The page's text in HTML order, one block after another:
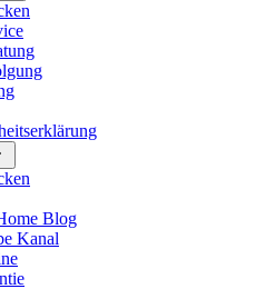
Blog
Kanal